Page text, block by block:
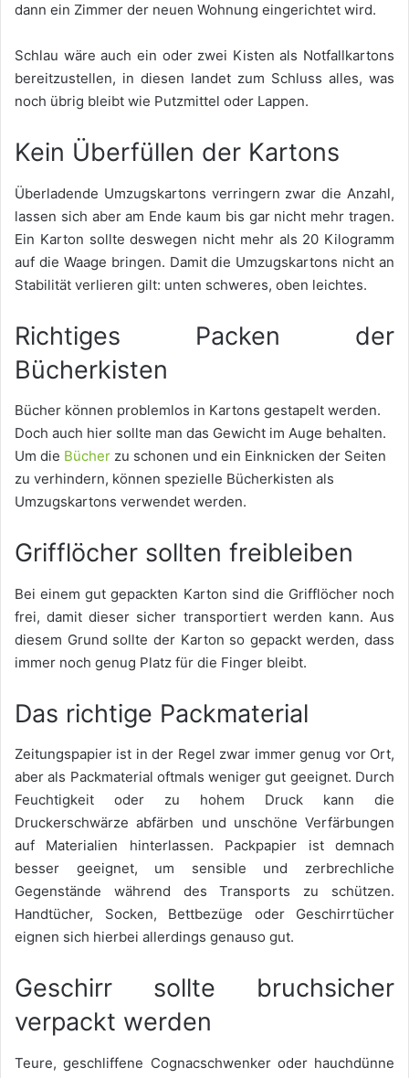
dann ein Zimmer der neuen Wohnung eingerichtet wird.
Schlau wäre auch ein oder zwei Kisten als Notfallkartons
bereitzustellen, in diesen landet zum Schluss alles, was
noch übrig bleibt wie Putzmittel oder Lappen.
Kein Überfüllen der Kartons
Überladende Umzugskartons verringern zwar die Anzahl,
lassen sich aber am Ende kaum bis gar nicht mehr tragen.
Ein Karton sollte deswegen nicht mehr als 20 Kilogramm
auf die Waage bringen. Damit die Umzugskartons nicht an
Stabilität verlieren gilt: unten schweres, oben leichtes.
Richtiges Packen der
Bücherkisten
Bücher können problemlos in Kartons gestapelt werden.
Doch auch hier sollte man das Gewicht im Auge behalten.
Um die Bücher zu schonen und ein Einknicken der Seiten
zu verhindern, können spezielle Bücherkisten als
Umzugskartons verwendet werden.
Grifflöcher sollten freibleiben
Bei einem gut gepackten Karton sind die Grifflöcher noch
frei, damit dieser sicher transportiert werden kann. Aus
diesem Grund sollte der Karton so gepackt werden, dass
immer noch genug Platz für die Finger bleibt.
Das richtige Packmaterial
Zeitungspapier ist in der Regel zwar immer genug vor Ort,
aber als Packmaterial oftmals weniger gut geeignet. Durch
Feuchtigkeit oder zu hohem Druck kann die
Druckerschwärze abfärben und unschöne Verfärbungen
auf Materialien hinterlassen. Packpapier ist demnach
besser geeignet, um sensible und zerbrechliche
Gegenstände während des Transports zu schützen.
Handtücher, Socken, Bettbezüge oder Geschirrtücher
eignen sich hierbei allerdings genauso gut.
Geschirr sollte bruchsicher
verpackt werden
Teure, geschliffene Cognacschwenker oder hauchdünne